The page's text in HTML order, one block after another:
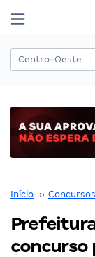
Início ›› Concursos
concurso